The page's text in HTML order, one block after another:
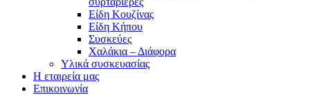
Είδη Κουζίνας
Είδη Κήπου
Συσκεύες
Χαλάκια – Διάφορα
Yλικά συσκευασίας
Η εταιρεία μας
Επικοινωνία